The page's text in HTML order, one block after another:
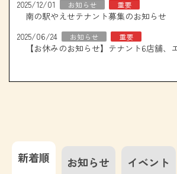
2025/12/01
お知らせ 重要
南の駅やえせテナント募集のお知らせ
2025/06/24
お知らせ 重要
新着順 お知らせ イベント